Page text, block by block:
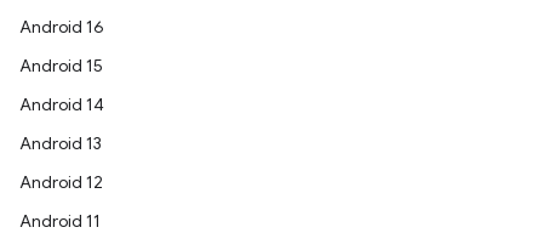
Android 16
Android 15
Android 14
Android 13
Android 12
Android 11